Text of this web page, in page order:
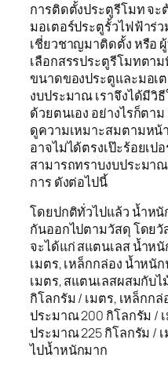
การติดตั้งประตูรีโมท จ
มอเตอร์ประตูรั้วไฟฟ้าร่
เชี่ยวชาญมาติดตั้ง หรือ
เลือกสรรประตูรีโมทตา
ขนาดของประตูและมอเ
งบประมาณ เราจึงได้มีวิ
ด้วยตนเอง อย่างไรก็ตา
ดูความเหมาะสมตามหน้
อาจไม่ได้ตรงเป๊ะร้อยเป
สามารถทราบงบประมา
การ ดังต่อไปนี้
โดยปกติทั่วไปแล้ว น้ำห
กันออกไปตามวัสดุ โดย
จะได้แก่ สแตนเลส น้ำห
เมตร, เหล็กกล่อง น้ำหนั
เมตร, สแตนเลสผสมกับ
กิโลกรัม / เมตร, เหล็กก
ประมาณ 200 กิโลกรัม /
ประมาณ 225 กิโลกรัม /
ไปน้ำหนักมาก